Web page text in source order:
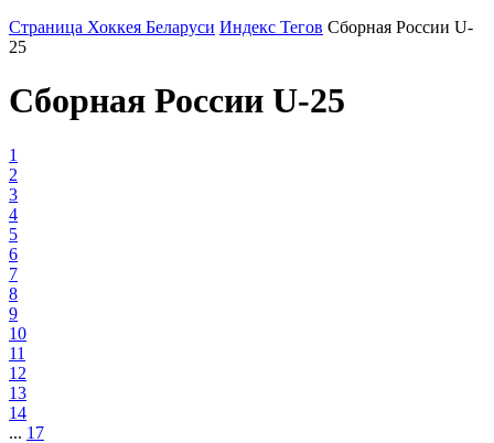
Страница Хоккея Беларуси Индекс Тегов Сборная России U-
25
Сборная России U-25
1
2
3
4
5
6
7
8
9
10
11
12
13
14
... 17